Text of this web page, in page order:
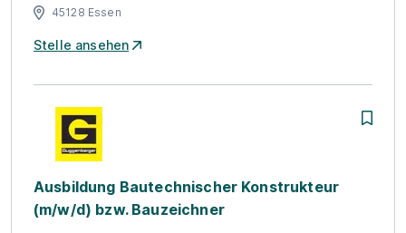
45128 Essen
Stelle ansehen
Ausbildung Bautechnischer Konstrukteur
(m/w/d) bzw. Bauzeichner